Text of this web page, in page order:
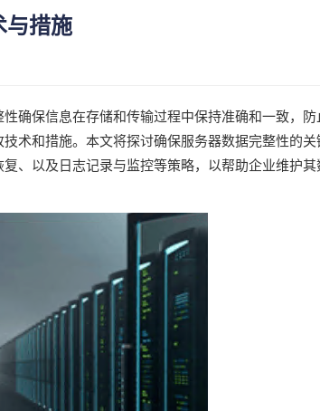
与措施
确保信息在存储和传输过程中保持准确和一致，防
术和措施。本文将探讨确保服务器数据完整性的关
、以及日志记录与监控等策略，以帮助企业维护其